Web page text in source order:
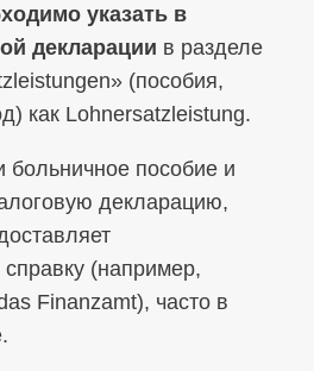
указать в
декларации в разделе
(пособия,
как Lohnersatzleistung.
пособие и
декларацию,
(например,
Finanzamt), часто в